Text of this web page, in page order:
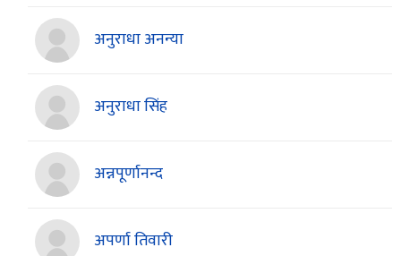
अनुराधा अनन्या
अनुराधा सिंह
अन्नपूर्णानन्द
अपर्णा तिवारी